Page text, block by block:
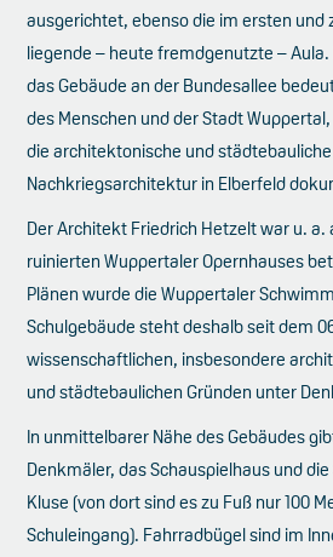
ausgerichtet, ebenso die im ersten und
liegende – heute fremdgenutzte –
das Gebäude an der Bundesallee
des Menschen und der Stadt
die architektonische und
Nachkriegsarchitektur in Elberfeld
Der Architekt Friedrich Hetzelt war u.
ruinierten Wuppertaler Opernhauses
Plänen wurde die Wuppertaler
Schulgebäude steht deshalb seit dem
wissenschaftlichen, insbesondere
und städtebaulichen Gründen unter
In unmittelbarer Nähe des Gebäudes
Denkmäler, das Schauspielhaus und
Kluse (von dort sind es zu Fuß nur 100
Schuleingang). Fahrradbügel sind im